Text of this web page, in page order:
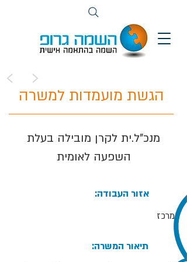
< >
הגשת מועמדות למשרה
מנכ"ל.ית לקרן מובילה בעלת
השפעה לאומית
:אזור העבודה
מרכז
:תיאור המשרה